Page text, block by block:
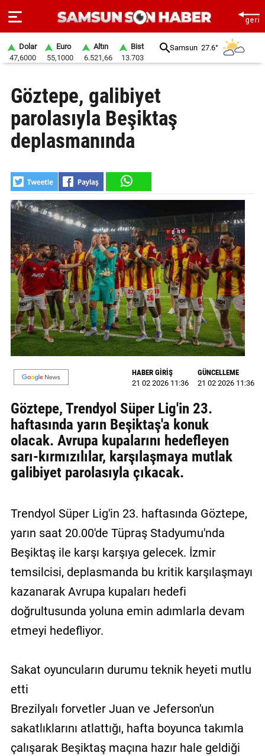
SAYFA
SAMSUN
HABER
GÜNDEM
SİYASET
EKONOMİ
DÜNYA
MAGAZİN
GALERİ
VİDEO
BİZE
ULAŞIN
Künye
İletişim
Gizlilik
Dolar
47,6000
Euro
55,1000
Altın
6.521,66
Bist
13.703
Samsun 27.6°
Göztepe, galibiyet
parolasıyla Beşiktaş
deplasmanında
HABER GİRİŞ
21 02 2026 11:36
GÜNCELLEME
21 02 2026 11:36
Göztepe, Trendyol Süper Lig'in 23.
haftasında yarın Beşiktaş'a konuk
olacak. Avrupa kupalarını hedefleyen
sarı-kırmızılılar, karşılaşmaya mutlak
galibiyet parolasıyla çıkacak.
Trendyol Süper Lig'in 23. haftasında Göztepe,
yarın saat 20.00'de Tüpraş Stadyumu'nda
Beşiktaş ile karşı karşıya gelecek. İzmir
temsilcisi, deplasmanda bu kritik karşılaşmayı
kazanarak Avrupa kupaları hedefi
doğrultusunda yoluna emin adımlarla devam
etmeyi hedefliyor.
Sakat oyuncuların durumu teknik heyeti mutlu
etti
Brezilyalı forvetler Juan ve Jeferson'un
sakatlıklarını atlattığı, hafta boyunca takımla
çalışarak Beşiktaş maçına hazır hale geldiği